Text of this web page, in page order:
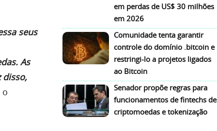
seus
As
disso,
o
em perdas de US$ 30 milhões
em 2026
Comunidade tenta garantir
controle do domínio .bitcoin e
restringi-lo a projetos ligados
ao Bitcoin
Senador propõe regras para
funcionamentos de fintechs de
criptomoedas e tokenização